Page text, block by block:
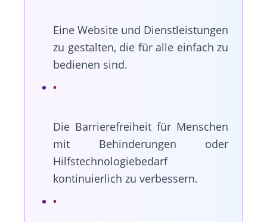
Eine Website und Dienstleistungen
zu gestalten, die für alle einfach zu
bedienen sind.
Die Barrierefreiheit für Menschen
mit Behinderungen oder
Hilfstechnologiebedarf
kontinuierlich zu verbessern.